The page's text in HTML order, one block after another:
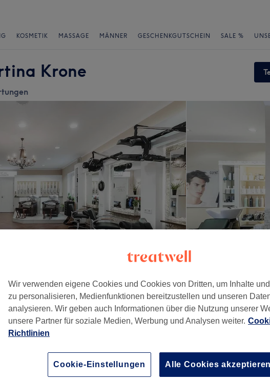
KOSMETIK MASSAGE MÄNNER GESCHENKGUTSCHEIN SALE %
Krone
Berlin, Deutschland
30 Min.Details anzeigen
Wir verwenden eigene Cookies und Cookies von Dritten, um Inhalte
zu personalisieren, Medienfunktionen bereitzustellen und unseren
analysieren. Wir geben auch Informationen über die Nutzung unserer
unsere Partner für soziale Medien, Werbung und Analysen weiter.
Richtlinien
Cookie-Einstellungen Alle Cookies